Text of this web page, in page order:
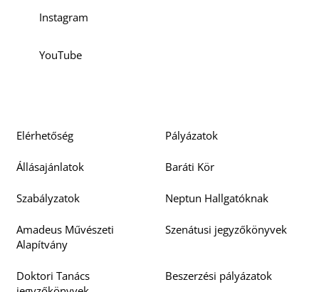
Instagram
YouTube
Elérhetőség Pályázatok
Állásajánlatok Baráti Kör
Szabályzatok Neptun Hallgatóknak
Amadeus Művészeti
Alapítvány
Szenátusi jegyzőkönyvek
Doktori Tanács
Beszerzési pályázatok